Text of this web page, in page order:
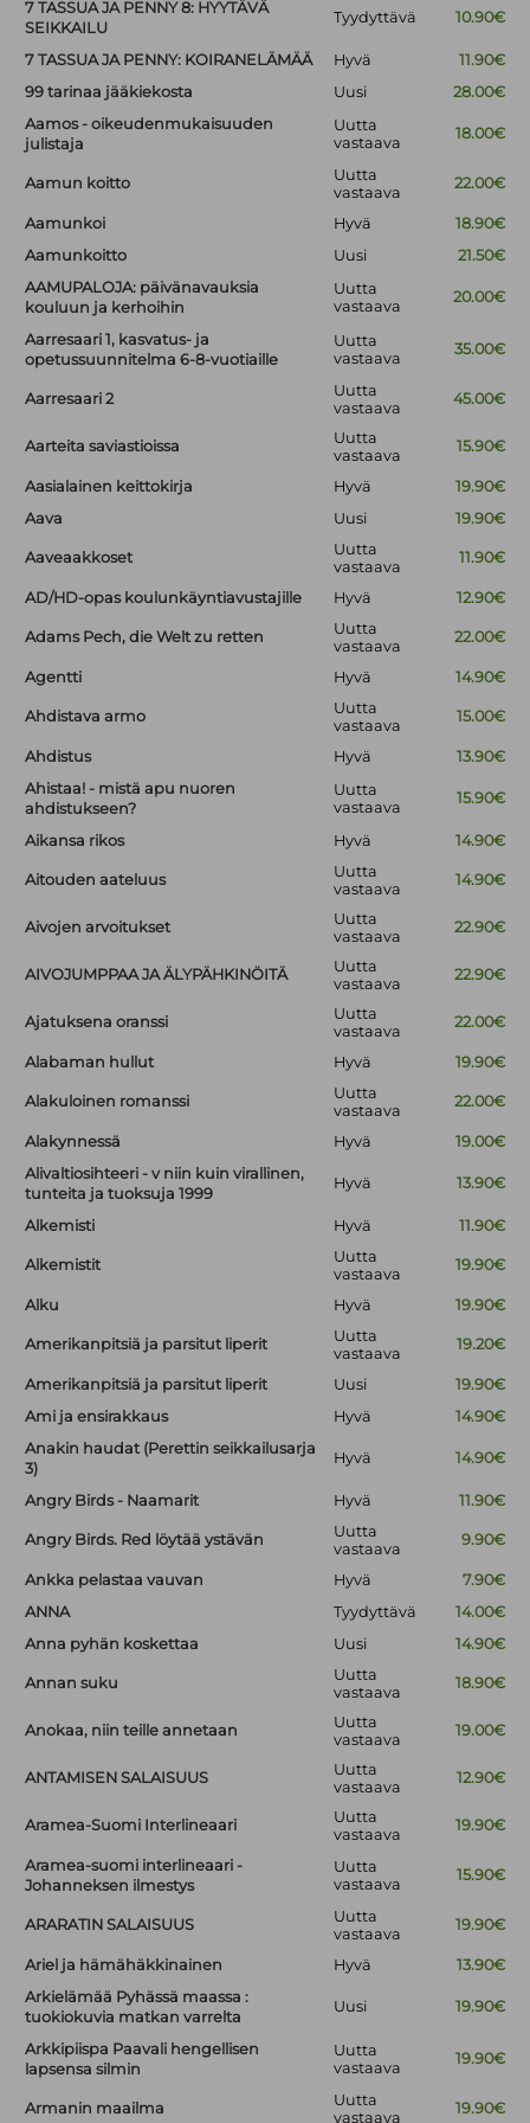
7 TASSUA JA PENNY 8: HYYTÄVÄ
SEIKKAILU
Tyydyttävä 10.90€
7 TASSUA JA PENNY: KOIRANELÄMÄÄ Hyvä
11.90€
99 tarinaa jääkiekosta
Uusi
28.00€
Aamos - oikeudenmukaisuuden
julistaja
Uutta
vastaava
18.00€
Aamun koitto
Uutta
vastaava
22.00€
Aamunkoi Hyvä
18.90€
Aamunkoitto
Uusi
21.50€
AAMUPALOJA: päivänavauksia
kouluun ja kerhoihin
Uutta
vastaava
20.00€
Aarresaari 1, kasvatus- ja
opetussuunnitelma 6-8-vuotiaille
Uutta
vastaava
35.00€
Aarresaari 2
Uutta
vastaava
45.00€
Aarteita saviastioissa
Uutta
vastaava
15.90€
Aasialainen keittokirja Hyvä
19.90€
Aava
Uusi 19.90€
Aaveaakkoset
Uutta
vastaava
11.90€
AD/HD-opas koulunkäyntiavustajille Hyvä 12.90€
Adams Pech, die Welt zu retten
Uutta
vastaava
22.00€
Agentti Hyvä 14.90€
Ahdistava armo
Uutta
vastaava
15.00€
Ahdistus Hyvä
13.90€
Ahistaa! - mistä apu nuoren
ahdistukseen?
Uutta
vastaava
15.90€
Aikansa rikos Hyvä 14.90€
Aitouden aateluus
Uutta
vastaava
14.90€
Aivojen arvoitukset
Uutta
vastaava
22.90€
AIVOJUMPPAA JA ÄLYPÄHKINÖITÄ
Uutta
vastaava
22.90€
Ajatuksena oranssi
Uutta
vastaava
22.00€
Alabaman hullut Hyvä 19.90€
Alakuloinen romanssi
Uutta
vastaava
22.00€
Alakynnessä Hyvä
19.00€
Alivaltiosihteeri - v niin kuin virallinen,
tunteita ja tuoksuja 1999
Hyvä 13.90€
Alkemisti Hyvä 11.90€
Alkemistit
Uutta
vastaava
19.90€
Alku Hyvä 19.90€
Amerikanpitsiä ja parsitut liperit
Uutta
vastaava
19.20€
Amerikanpitsiä ja parsitut liperit Uusi
19.90€
Ami ja ensirakkaus
Hyvä
14.90€
Anakin haudat (Perettin seikkailusarja
3)
Hyvä 14.90€
Angry Birds - Naamarit Hyvä 11.90€
Angry Birds. Red löytää ystävän
Uutta
vastaava
9.90€
Ankka pelastaa vauvan Hyvä
7.90€
ANNA
Tyydyttävä
14.00€
Anna pyhän koskettaa
Uusi 14.90€
Annan suku
Uutta
vastaava
18.90€
Anokaa, niin teille annetaan
Uutta
vastaava
19.00€
ANTAMISEN SALAISUUS
Uutta
vastaava
12.90€
Aramea-Suomi Interlineaari
Uutta
vastaava
19.90€
Aramea-suomi interlineaari -
Johanneksen ilmestys
Uutta
vastaava
15.90€
ARARATIN SALAISUUS
Uutta
vastaava
19.90€
Ariel ja hämähäkkinainen Hyvä
13.90€
Arkielämää Pyhässä maassa :
tuokiokuvia matkan varrelta
Uusi 19.90€
Arkkipiispa Paavali hengellisen
lapsensa silmin
Uutta
vastaava
19.90€
Armanin maailma
Uutta
vastaava
19.90€